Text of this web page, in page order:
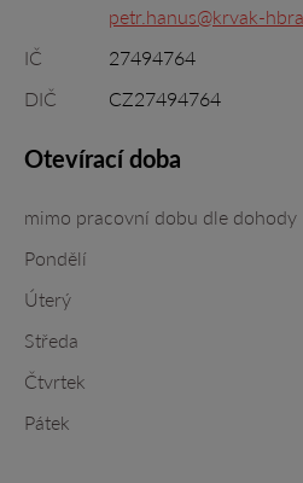
petr.hanus@krvak-
IČ
27494764
DIČ
CZ27494764
Otevírací doba
mimo pracovní dobu dle dohody
Pondělí
Úterý
Středa
Čtvrtek
Pátek